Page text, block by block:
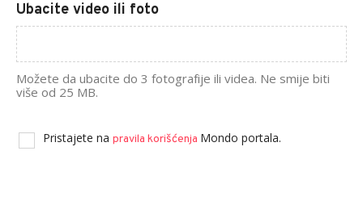
Ubacite video ili foto
Možete da ubacite do 3 fotografije ili videa. Ne smije biti
više od 25 MB.
Pristajete na pravila korišćenja Mondo portala.